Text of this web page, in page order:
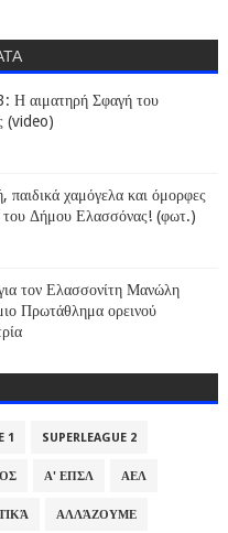
Η αιματηρή Σφαγή του
(video)
χαμόγελα και όμορφες
του Δήμου Ελασσόνας! (φωτ.)
τον Ελασσονίτη Μανώλη
Πρωτάθλημα ορεινού
1 SUPERLEAGUE 2
Α' ΕΠΣΛ ΑΕΛ
ΑΛΛΆΖΟΥΜΕ